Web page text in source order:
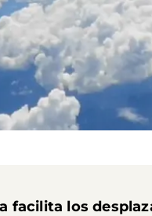
facilita los